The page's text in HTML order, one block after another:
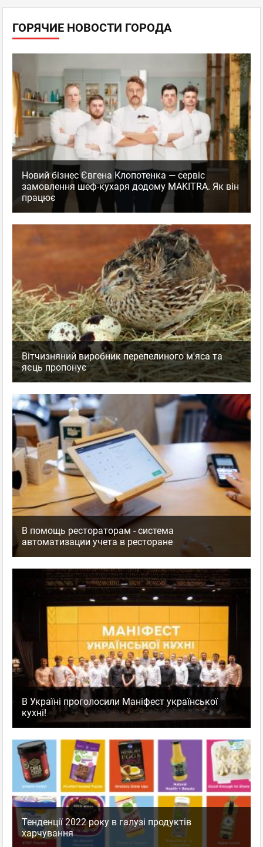
ГОРЯЧИЕ НОВОСТИ ГОРОДА
Новий бізнес Євгена Клопотенка — сервіс
замовлення шеф-кухаря додому MAKITRA. Як він
працює
Вітчизняний виробник перепелиного м'яса та
яєць пропонує
В помощь рестораторам - система
автоматизации учета в ресторане
В Україні проголосили Маніфест української
кухні!
Тенденції 2022 року в галузі продуктів
харчування